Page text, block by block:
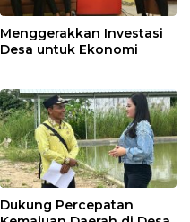
Menggerakkan Investasi
Desa untuk Ekonomi
Dukung Percepatan